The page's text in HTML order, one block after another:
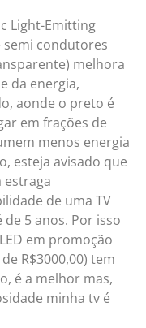
Light-Emitting
semi condutores
melhora
da energia,
aonde o preto é
em frações de
menos energia
esteja avisado que
estraga
de uma TV
5 anos. Por isso
em promoção
R$3000,00) tem
é a melhor mas,
minha tv é